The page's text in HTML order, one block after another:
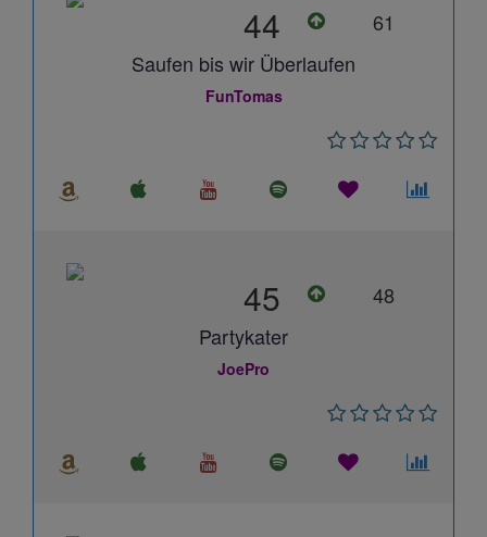
44
61
Saufen bis wir Überlaufen
FunTomas
45
48
Partykater
JoePro